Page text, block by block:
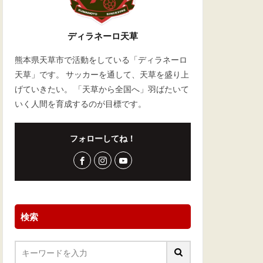
ディラネーロ天草
熊本県天草市で活動をしている「ディラネーロ
天草」です。 サッカーを通して、天草を盛り上
げていきたい。 「天草から全国へ」羽ばたいて
いく人間を育成するのが目標です。
フォローしてね！
検索